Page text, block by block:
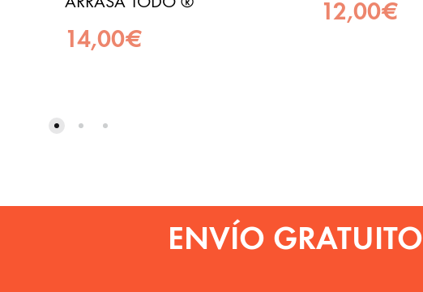
14,00€
12,00€
ENVÍO GRATUITO